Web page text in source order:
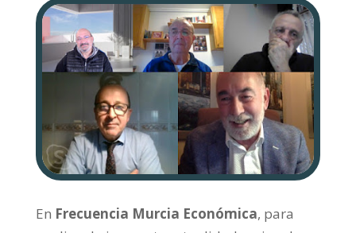
En Frecuencia Murcia Económica, para